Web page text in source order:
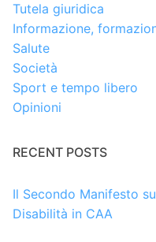
Tutela giuridica
Informazione,
Salute
Società
Sport e tempo libero
Opinioni
RECENT POSTS
Il Secondo Manifesto
Disabilità in CAA